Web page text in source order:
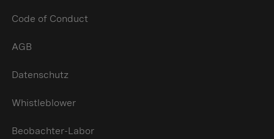
Code of Conduct
AGB
Datenschutz
Whistleblower
Beobachter-Labor